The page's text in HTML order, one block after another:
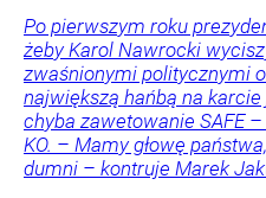
Po pierwszym roku
żeby Karol Nawrocki
zwaśnionymi politycznymi
największą hańbą na
chyba zawetowanie SAFE
KO. – Mamy głowę
dumni – kontruje Marek